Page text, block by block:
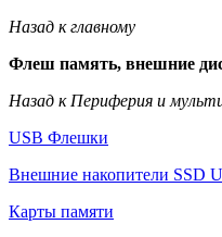
Назад к главному
Флеш память, внешние
Назад к Периферия и
USB Флешки
Внешние накопители SSD
Карты памяти